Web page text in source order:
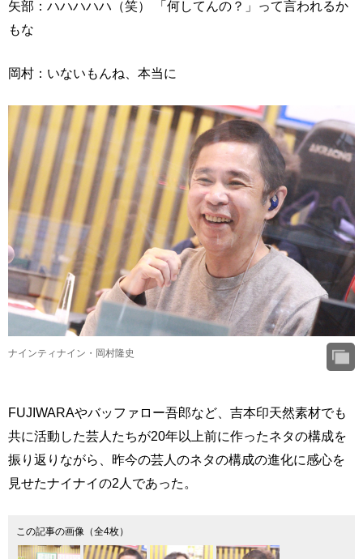
矢部：ハハハハハ（笑） 「何してんの？」って言われるか
もな
岡村：いないもんね、本当に
ナインティナイン・岡村隆史
FUJIWARAやバッファロー吾郎など、吉本印天然素材でも
共に活動した芸人たちが20年以上前に作ったネタの構成を
振り返りながら、昨今の芸人のネタの構成の進化に感心を
見せたナイナイの2人であった。
この記事の画像（全4枚）